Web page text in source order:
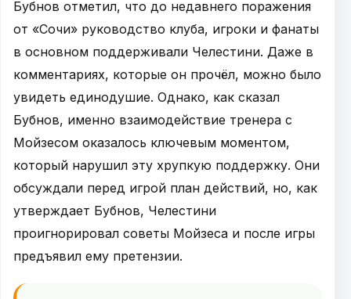
Бубнов отметил, что до недавнего поражения
от «Сочи» руководство клуба, игроки и фанаты
в основном поддерживали Челестини. Даже в
комментариях, которые он прочёл, можно было
увидеть единодушие. Однако, как сказал
Бубнов, именно взаимодействие тренера с
Мойзесом оказалось ключевым моментом,
который нарушил эту хрупкую поддержку. Они
обсуждали перед игрой план действий, но, как
утверждает Бубнов, Челестини
проигнорировал советы Мойзеса и после игры
предъявил ему претензии.